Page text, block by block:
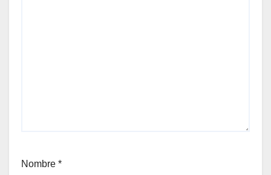
Nombre *